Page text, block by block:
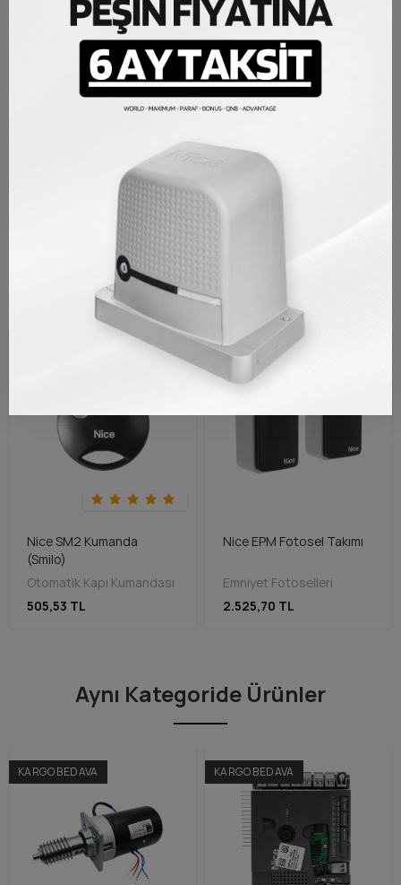
ÜRÜN DETAYLARI
SPCG015700
YORUMLAR/SORU VE CEVAP
Benzer Ürünler
Nice SM2 Kumanda
(Smilo)
Otomatik Kapı Kumandası
505,53 TL
Nice EPM Fotosel Takımı
Emniyet Fotoselleri
2.525,70 TL
Aynı Kategoride Ürünler
KARGO BEDAVA KARGO BEDAVA